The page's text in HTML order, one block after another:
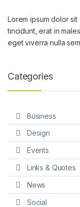
Lorem ipsum dolor
tincidunt, erat in
eget viverra nulla
Categories
Business
Design
Events
Links & Quotes
News
Social